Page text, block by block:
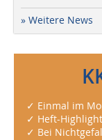
» Weitere News
✓ Einmal im
✓ Heft-
✓ Bei